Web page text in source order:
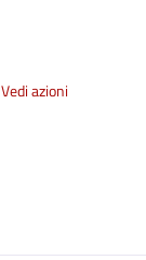
Vedi azioni